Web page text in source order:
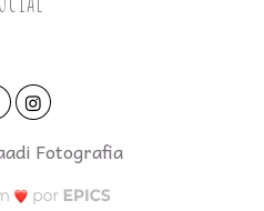
Fotografia